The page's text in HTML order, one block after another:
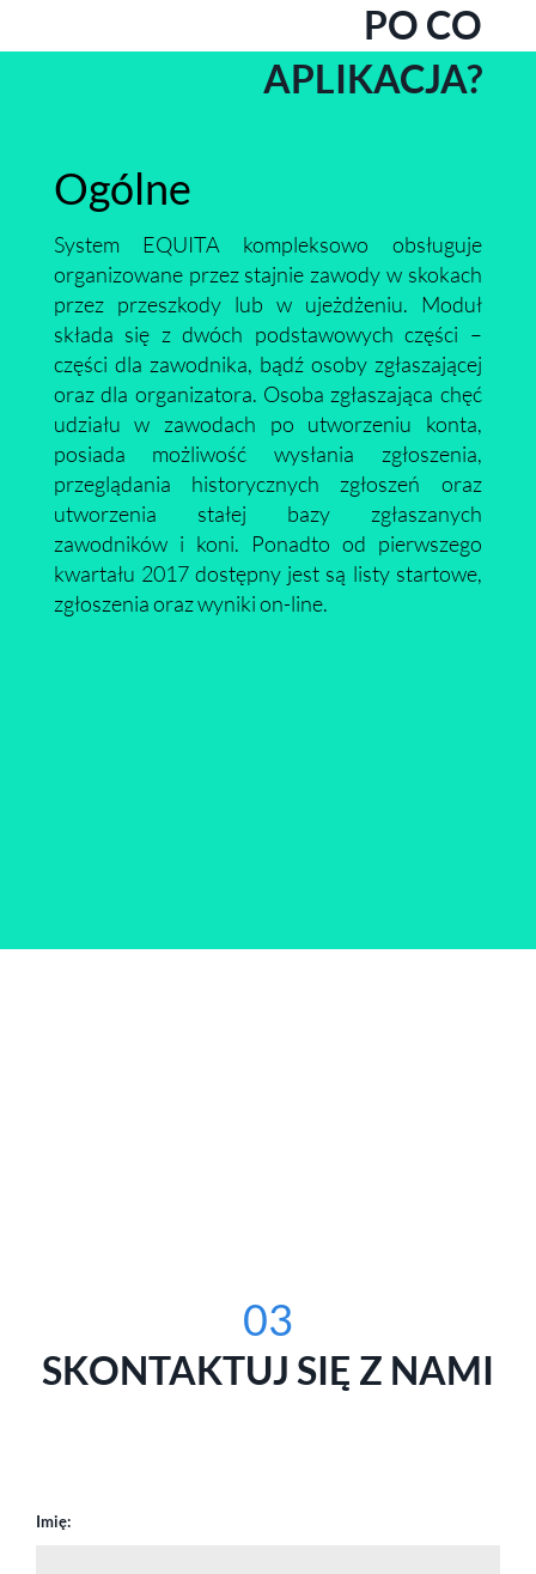
PO CO
APLIKACJA?
Ogólne
System EQUITA kompleksowo obsługuje
organizowane przez stajnie zawody w skokach
przez przeszkody lub w ujeżdżeniu. Moduł
składa się z dwóch podstawowych części –
części dla zawodnika, bądź osoby zgłaszającej
oraz dla organizatora. Osoba zgłaszająca chęć
udziału w zawodach po utworzeniu konta,
posiada możliwość wysłania zgłoszenia,
przeglądania historycznych zgłoszeń oraz
utworzenia stałej bazy zgłaszanych
zawodników i koni. Ponadto od pierwszego
kwartału 2017 dostępny jest są listy startowe,
zgłoszenia oraz wyniki on-line.
03
SKONTAKTUJ SIĘ Z NAMI
Imię: